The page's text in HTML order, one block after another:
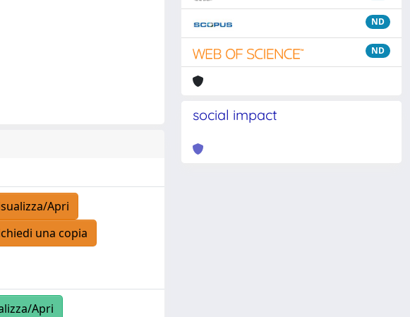
Apri
una copia
Apri
ND
ND
social impact